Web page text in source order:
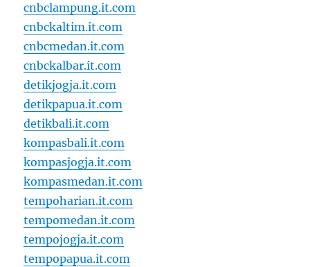
cnbclampung.it.com
cnbckaltim.it.com
cnbcmedan.it.com
cnbckalbar.it.com
detikjogja.it.com
detikpapua.it.com
detikbali.it.com
kompasbali.it.com
kompasjogja.it.com
kompasmedan.it.com
tempoharian.it.com
tempomedan.it.com
tempojogja.it.com
tempopapua.it.com